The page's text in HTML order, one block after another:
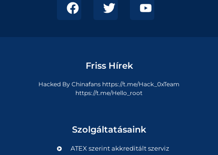
Friss Hírek
Hacked By Chinafans https://t.me/Hack_0xTeam
https://t.me/Hello_root
Szolgáltatásaink
ATEX szerint akkreditált szerviz